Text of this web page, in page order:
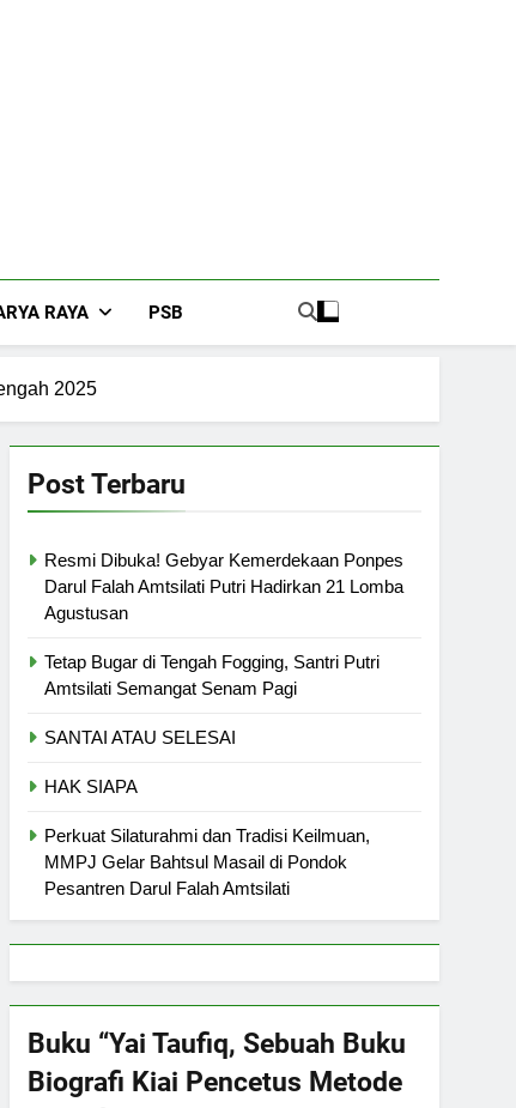
RAYA PSB
2025
Post Terbaru
Resmi Dibuka! Gebyar Kemerdekaan Ponpes
Darul Falah Amtsilati Putri Hadirkan 21 Lomba
Agustusan
Tetap Bugar di Tengah Fogging, Santri Putri
Amtsilati Semangat Senam Pagi
SANTAI ATAU SELESAI
HAK SIAPA
Perkuat Silaturahmi dan Tradisi Keilmuan,
MMPJ Gelar Bahtsul Masail di Pondok
Pesantren Darul Falah Amtsilati
Buku “Yai Taufiq, Sebuah Buku
Biografi Kiai Pencetus Metode